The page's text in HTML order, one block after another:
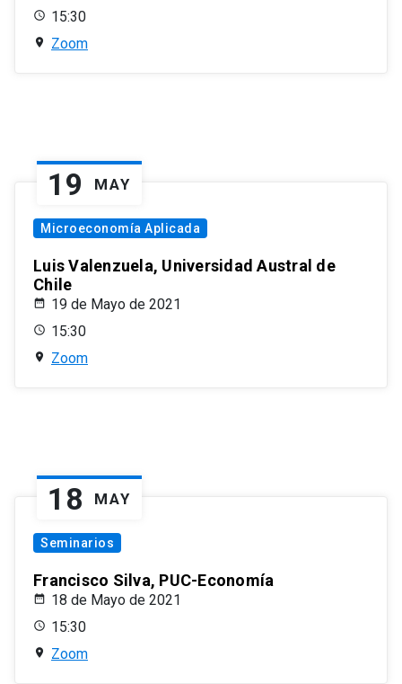
15:30
Zoom
19 MAY
Microeconomía Aplicada
Luis Valenzuela, Universidad Austral de
Chile
19 de Mayo de 2021
15:30
Zoom
18 MAY
Seminarios
Francisco Silva, PUC-Economía
18 de Mayo de 2021
15:30
Zoom